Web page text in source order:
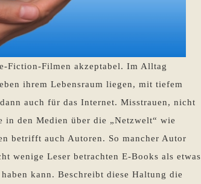
Fiction-Filmen akzeptabel. Im Alltag
ihrem Lebensraum liegen, mit tiefem
auch für das Internet. Misstrauen, nicht
in den Medien über die „Netzwelt“ wie
betrifft auch Autoren. So mancher Autor
wenige Leser betrachten E-Books als etwas
kann. Beschreibt diese Haltung die